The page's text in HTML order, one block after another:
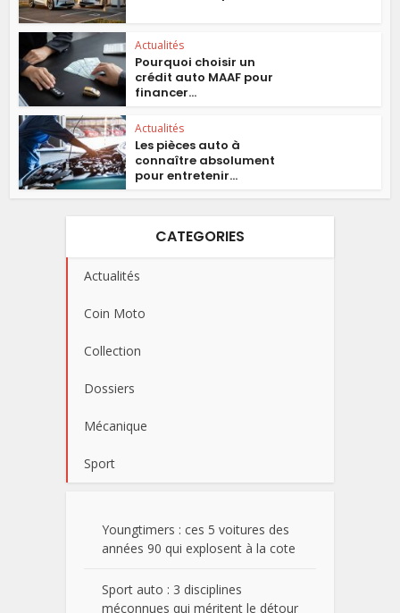
Actualités
Pourquoi choisir un
crédit auto MAAF pour
financer...
Actualités
Les pièces auto à
connaître absolument
pour entretenir...
CATEGORIES
Actualités
Coin Moto
Collection
Dossiers
Mécanique
Sport
Youngtimers : ces 5 voitures des
années 90 qui explosent à la cote
Sport auto : 3 disciplines
méconnues qui méritent le détour